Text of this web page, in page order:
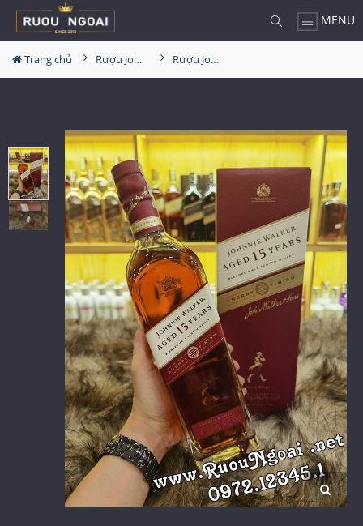
MENU
Trang chủ Rượu Johnnie walker Rượu Johnnie Walker 15 Năm Sherry